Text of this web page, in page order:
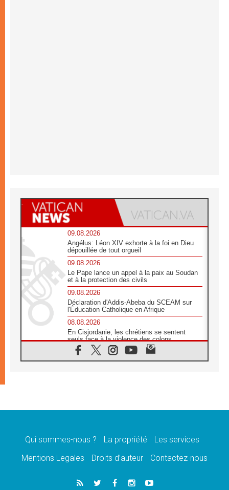
09.08.2026
Angélus: Léon XIV exhorte à la foi en Dieu
dépouillée de tout orgueil
09.08.2026
Le Pape lance un appel à la paix au Soudan
et à la protection des civils
09.08.2026
Déclaration d'Addis-Abeba du SCEAM sur
l'Éducation Catholique en Afrique
08.08.2026
En Cisjordanie, les chrétiens se sentent
seuls face à la violence des colons
08.08.2026
Léon XIV au sanctuaire de Notre Dame du
08.08.2026
08.08.2026
catholiques
Au Bangladesh, l'Église accompagne les
Dalits sur le chemin de la dignité
Qui sommes-nous ? La propriété
Les services
Mentions Legales
Droits d’auteur Contactez-nous